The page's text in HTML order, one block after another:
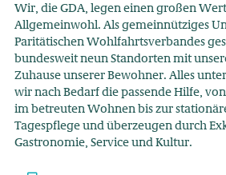
Wir, die GDA, legen einen großen
Allgemeinwohl. Als gemeinnütziges
Paritätischen Wohlfahrtsverbandes
bundesweit neun Standorten mit
Zuhause unserer Bewohner. Alles
wir nach Bedarf die passende Hilfe,
im betreuten Wohnen bis zur
Tagespflege und überzeugen durch
Gastronomie, Service und Kultur.